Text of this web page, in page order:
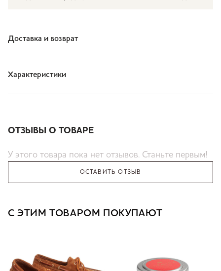
Доставка и возврат
Характеристики
ОТЗЫВЫ О ТОВАРЕ
У этого товара пока нет отзывов. Станьте первым!
ОСТАВИТЬ ОТЗЫВ
С ЭТИМ ТОВАРОМ ПОКУПАЮТ